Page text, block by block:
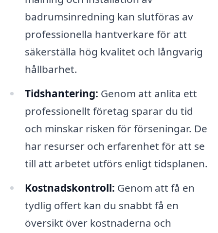
badrumsinredning kan slutföras av
professionella hantverkare för att
säkerställa hög kvalitet och långvarig
hållbarhet.
Tidshantering: Genom att anlita ett
professionellt företag sparar du tid
och minskar risken för förseningar. De
har resurser och erfarenhet för att se
till att arbetet utförs enligt tidsplanen.
Kostnadskontroll: Genom att få en
tydlig offert kan du snabbt få en
översikt över kostnaderna och